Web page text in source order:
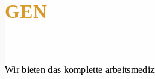
GEN
Wir bieten das komplette